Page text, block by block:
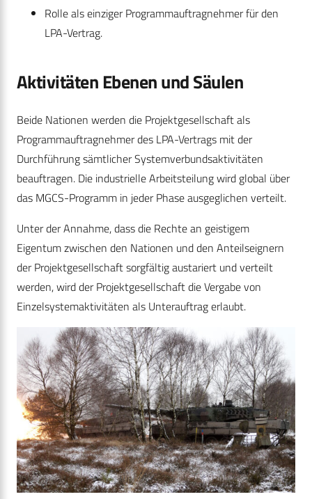
Rolle als einziger Programmauftragnehmer für den
LPA-Vertrag.
Aktivitäten Ebenen und Säulen
Beide Nationen werden die Projektgesellschaft als
Programmauftragnehmer des LPA-Vertrags mit der
Durchführung sämtlicher Systemverbundsaktivitäten
beauftragen. Die industrielle Arbeitsteilung wird global über
das MGCS-Programm in jeder Phase ausgeglichen verteilt.
Unter der Annahme, dass die Rechte an geistigem
Eigentum zwischen den Nationen und den Anteilseignern
der Projektgesellschaft sorgfältig austariert und verteilt
werden, wird der Projektgesellschaft die Vergabe von
Einzelsystemaktivitäten als Unterauftrag erlaubt.